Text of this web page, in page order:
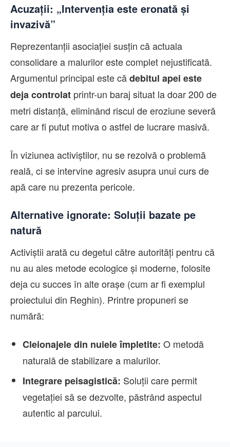
Acuzații: „Intervenția este eronată și
invazivă”
Reprezentanții asociației susțin că actuala
consolidare a malurilor este complet nejustificată.
Argumentul principal este cădebitul apei este
deja controlat printr-un baraj situat la doar 200 de
metri distanță, eliminând riscul de eroziune severă
care ar fi putut motiva o astfel de lucrare masivă.
În viziunea activiștilor, nu se rezolvă o problemă
reală, ci se intervine agresiv asupra unui curs de
apă care nu prezenta pericole.
Alternative ignorate: Soluții bazate pe
natură
Activiștii arată cu degetul către autorități pentru că
nu au ales metode ecologice și moderne, folosite
deja cu succes în alte orașe (cum ar fi exemplul
proiectului din Reghin). Printre propuneri se
numără:
Cleionajele din nuiele împletite: O metodă
naturală de stabilizare a malurilor.
Integrare peisagistică: Soluții care permit
vegetației să se dezvolte, păstrând aspectul
autentic al parcului.